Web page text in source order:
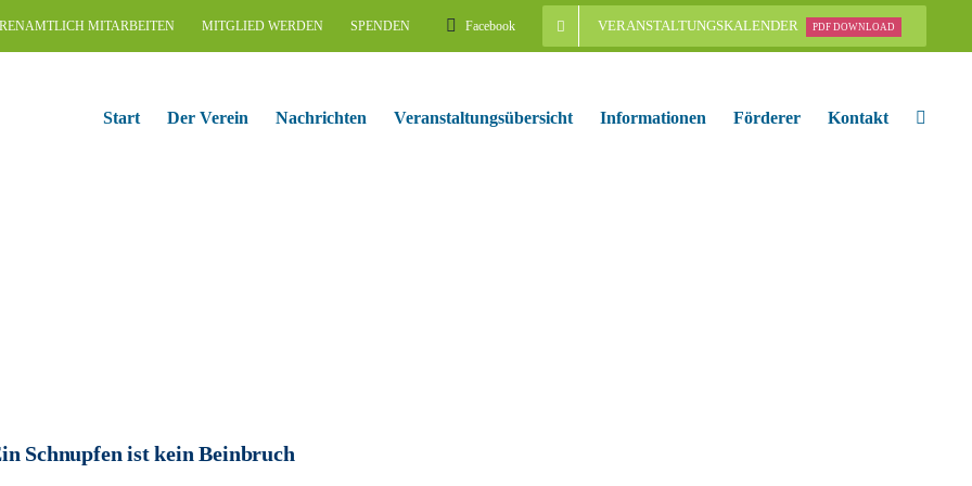
MITARBEITEN MITGLIED WERDEN SPENDEN Facebook VERANSTALTUNGSKALENDER PDF DOWNLOAD
Start Der Verein Nachrichten Veranstaltungsübersicht Informationen Förderer Kontakt
Schnupfen ist kein Beinbruch